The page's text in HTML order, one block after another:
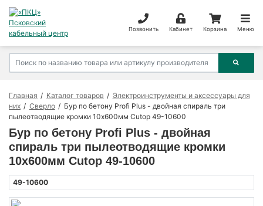
Позвонить Кабинет Корзина Меню
Главная Каталог товаров
Электроинструменты и аксессуары для
них
Сверло
Бур по бетону Profi Plus - двойная спираль три
пылеотводящие кромки 10х600мм Cutop 49-10600
Бур по бетону Profi Plus - двойная
спираль три пылеотводящие кромки
10х600мм Cutop 49-10600
49-10600